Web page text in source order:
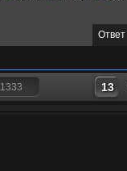
Ответ
1333 13